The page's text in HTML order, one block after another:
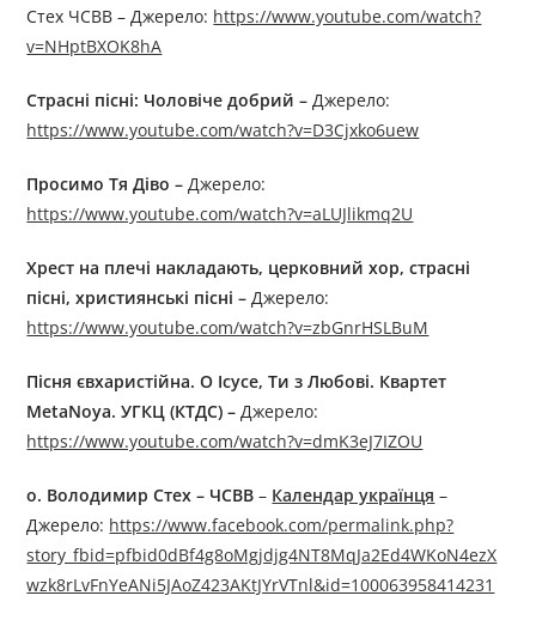
Стех ЧСВВ – Джерелo: https://www.youtube.com/watch?
v=NHptBXOK8hA
Страсні пісні: Чоловіче добрий –Джерелo:
https://www.youtube.com/watch?v=D3Cjxko6uew
Просимо Тя Діво –Джерелo:
https://www.youtube.com/watch?v=aLUJlikmq2U
Хрест на плечі накладають, церковний хор, страсні
пісні, християнські пісні –Джерелo:
https://www.youtube.com/watch?v=zbGnrHSLBuM
Пісня євхаристійна. О Ісусе, Ти з Любові. Квартет
MetaNoya. УГКЦ (КТДС) –Джерелo:
https://www.youtube.com/watch?v=dmK3eJ7IZOU
о. Володимир Стех – ЧСВВ – Календар українця –
Джерелo: https://www.facebook.com/permalink.php?
story_fbid=pfbid0dBf4g8oMgjdjg4NT8MqJa2Ed4WKoN4ezX
wzk8rLvFnYeANi5JAoZ423AKtJYrVTnl&id=100063958414231